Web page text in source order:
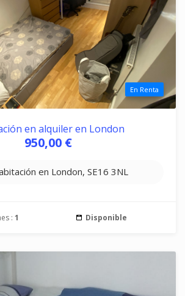
En Renta
en alquiler en London
950,00 €
en London, SE16 3NL
: 1 Disponible